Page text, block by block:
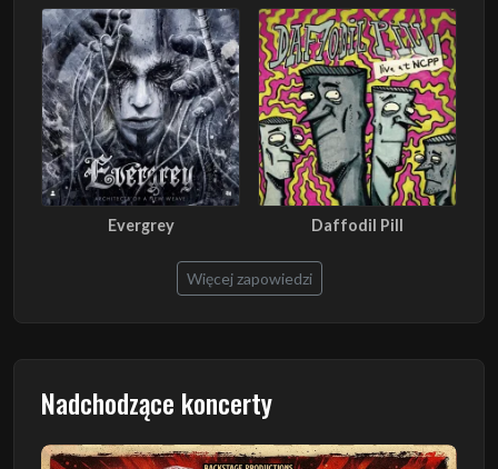
Evergrey Daffodil Pill
Więcej zapowiedzi
Nadchodzące koncerty